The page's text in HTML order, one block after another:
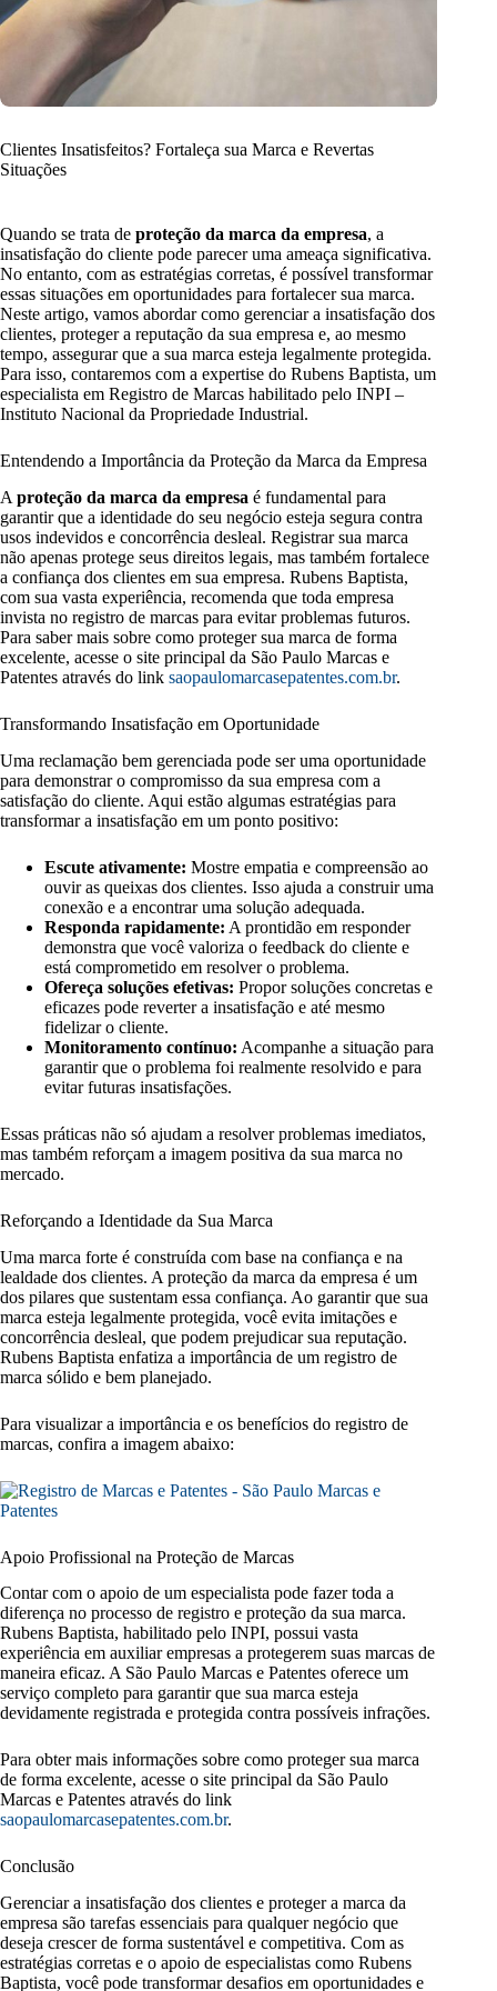
Clientes Insatisfeitos? Fortaleça sua Marca e Revertas
Situações
Quando se trata de proteção da marca da empresa, a
insatisfação do cliente pode parecer uma ameaça significativa.
No entanto, com as estratégias corretas, é possível transformar
essas situações em oportunidades para fortalecer sua marca.
Neste artigo, vamos abordar como gerenciar a insatisfação dos
clientes, proteger a reputação da sua empresa e, ao mesmo
tempo, assegurar que a sua marca esteja legalmente protegida.
Para isso, contaremos com a expertise do Rubens Baptista, um
especialista em Registro de Marcas habilitado pelo INPI –
Instituto Nacional da Propriedade Industrial.
Entendendo a Importância da Proteção da Marca da Empresa
A proteção da marca da empresa é fundamental para
garantir que a identidade do seu negócio esteja segura contra
usos indevidos e concorrência desleal. Registrar sua marca
não apenas protege seus direitos legais, mas também fortalece
a confiança dos clientes em sua empresa. Rubens Baptista,
com sua vasta experiência, recomenda que toda empresa
invista no registro de marcas para evitar problemas futuros.
Para saber mais sobre como proteger sua marca de forma
excelente, acesse o site principal da São Paulo Marcas e
Patentes através do link saopaulomarcasepatentes.com.br.
Transformando Insatisfação em Oportunidade
Uma reclamação bem gerenciada pode ser uma oportunidade
para demonstrar o compromisso da sua empresa com a
satisfação do cliente. Aqui estão algumas estratégias para
transformar a insatisfação em um ponto positivo:
Escute ativamente: Mostre empatia e compreensão ao
ouvir as queixas dos clientes. Isso ajuda a construir uma
conexão e a encontrar uma solução adequada.
Responda rapidamente: A prontidão em responder
demonstra que você valoriza o feedback do cliente e
está comprometido em resolver o problema.
Ofereça soluções efetivas: Propor soluções concretas e
eficazes pode reverter a insatisfação e até mesmo
fidelizar o cliente.
Monitoramento contínuo: Acompanhe a situação para
garantir que o problema foi realmente resolvido e para
evitar futuras insatisfações.
Essas práticas não só ajudam a resolver problemas imediatos,
mas também reforçam a imagem positiva da sua marca no
mercado.
Reforçando a Identidade da Sua Marca
Uma marca forte é construída com base na confiança e na
lealdade dos clientes. A proteção da marca da empresa é um
dos pilares que sustentam essa confiança. Ao garantir que sua
marca esteja legalmente protegida, você evita imitações e
concorrência desleal, que podem prejudicar sua reputação.
Rubens Baptista enfatiza a importância de um registro de
marca sólido e bem planejado.
Para visualizar a importância e os benefícios do registro de
marcas, confira a imagem abaixo:
Apoio Profissional na Proteção de Marcas
Contar com o apoio de um especialista pode fazer toda a
diferença no processo de registro e proteção da sua marca.
Rubens Baptista, habilitado pelo INPI, possui vasta
experiência em auxiliar empresas a protegerem suas marcas de
maneira eficaz. A São Paulo Marcas e Patentes oferece um
serviço completo para garantir que sua marca esteja
devidamente registrada e protegida contra possíveis infrações.
Para obter mais informações sobre como proteger sua marca
de forma excelente, acesse o site principal da São Paulo
Marcas e Patentes através do link
saopaulomarcasepatentes.com.br.
Conclusão
Gerenciar a insatisfação dos clientes e proteger a marca da
empresa são tarefas essenciais para qualquer negócio que
deseja crescer de forma sustentável e competitiva. Com as
estratégias corretas e o apoio de especialistas como Rubens
Baptista, você pode transformar desafios em oportunidades e